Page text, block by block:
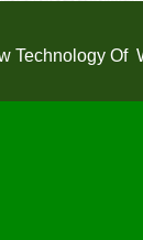
Technology Of